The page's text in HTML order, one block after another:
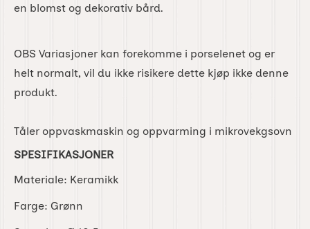
en blomst og dekorativ bård.
OBS Variasjoner kan forekomme i porselenet og er
helt normalt, vil du ikke risikere dette kjøp ikke denne
produkt.
Tåler oppvaskmaskin og oppvarming i mikrovekgsovn
SPESIFIKASJONER
Materiale: Keramikk
Farge: Grønn